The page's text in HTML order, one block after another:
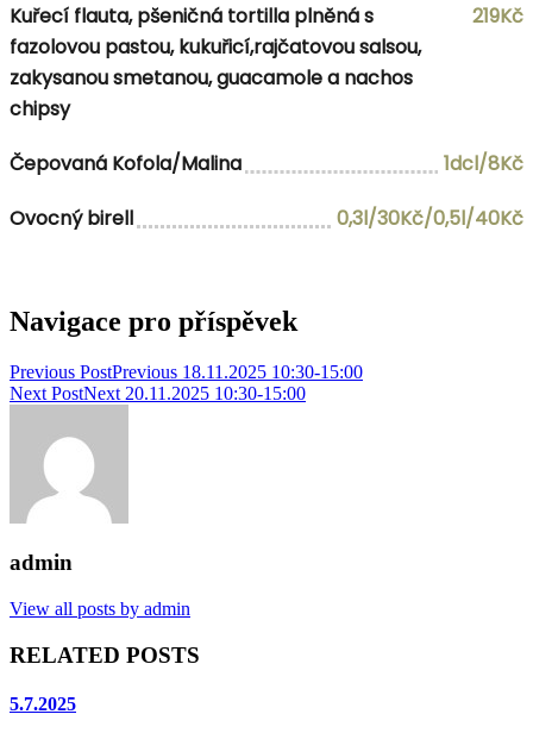
Kuřecí flauta, pšeničná tortilla plněná s
fazolovou pastou, kukuřicí,rajčatovou salsou,
zakysanou smetanou, guacamole a nachos
chipsy
219Kč
Čepovaná Kofola/Malina
1dcl/8Kč
Ovocný birell
0,3l/30Kč/0,5l/40Kč
Navigace pro příspěvek
Previous PostPrevious 18.11.2025 10:30-15:00
Next PostNext 20.11.2025 10:30-15:00
admin
View all posts by admin
RELATED POSTS
5.7.2025